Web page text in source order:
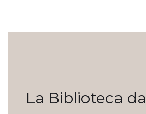
La Biblioteca